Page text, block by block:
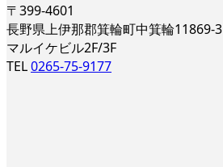
〒399-4601
長野県上伊那郡箕輪町中箕輪11869-3
マルイケビル2F/3F
TEL0265-75-9177